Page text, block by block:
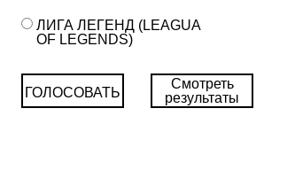
ЛИГА ЛЕГЕНД (LEAGUA
OF LEGENDS)
ГОЛОСОВАТЬ
Смотреть
результаты